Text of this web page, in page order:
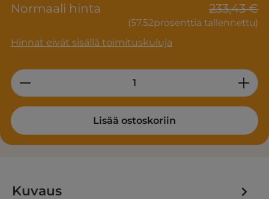
Normaali hinta
233,43 €
(57.52prosenttia tallennettu)
Hinnat eivät sisällä toimituskuluja
Product Quantity: Enter the desired
Lisää ostoskoriin
Kuvaus